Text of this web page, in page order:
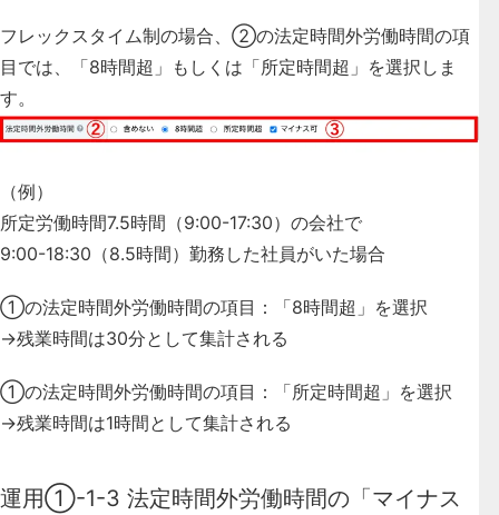
フレックスタイム制の場合、 ②の法定時間外労働時間の項
目では、「8時間超」もしくは「所定時間超」 を選択しま
す。
（例）
所定労働時間7.5時間（9:00-17:30）の会社で
9:00-18:30（8.5時間）勤務した社員がいた場合
①の法定時間外労働時間の項目：「8時間超」を選択
→残業時間は30分として集計される
①の法定時間外労働時間の項目：「所定時間超」を選択
→残業時間は1時間として集計される
運用①-1-3 法定時間外労働時間の「マイナス